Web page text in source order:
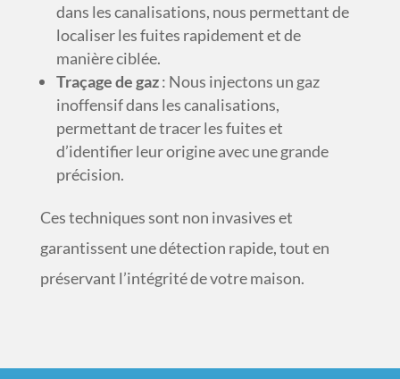
dans les canalisations, nous permettant de
localiser les fuites rapidement et de
manière ciblée.
Traçage de gaz: Nous injectons un gaz
inoffensif dans les canalisations,
permettant de tracer les fuites et
d’identifier leur origine avec une grande
précision.
Ces techniques sont non invasives et
garantissent une détection rapide, tout en
préservant l’intégrité de votre maison.